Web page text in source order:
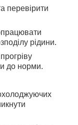
перевірити
рідини.
до норми.